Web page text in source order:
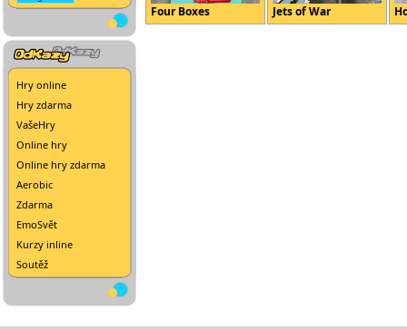
Hry online
Hry zdarma
VašeHry
Online hry
Online hry zdarma
Aerobic
Zdarma
EmoSvět
Kurzy inline
Soutěž
Four Boxes Jets of War